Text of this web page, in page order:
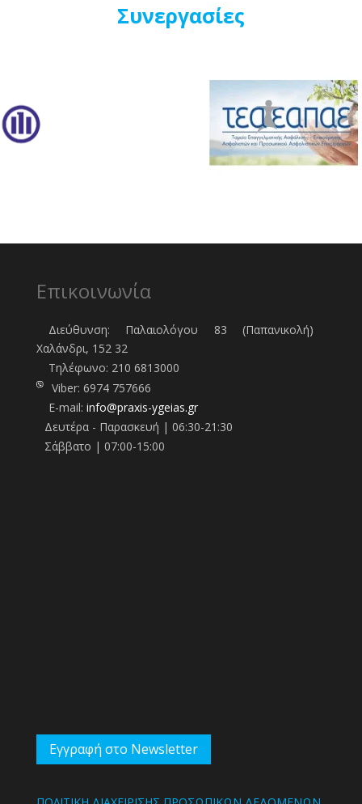
Συνεργασίες
Επικοινωνία
Διεύθυνση: Παλαιολόγου 83 (Παπανικολή)
Χαλάνδρι, 152 32
Τηλέφωνo: 210 6813000
Viber: 6974 757666
E-mail: info@praxis-ygeias.gr
Δευτέρα - Παρασκευή | 06:30-21:30
Σάββατο | 07:00-15:00
Εγγραφή στο Newsletter